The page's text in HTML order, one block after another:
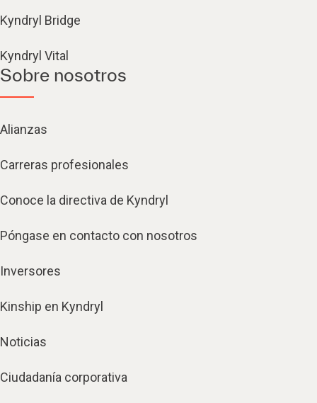
Kyndryl Bridge
Kyndryl Vital
Sobre nosotros
Alianzas
Carreras profesionales
Conoce la directiva de Kyndryl
Póngase en contacto con nosotros
Inversores
Kinship en Kyndryl
Noticias
Ciudadanía corporativa